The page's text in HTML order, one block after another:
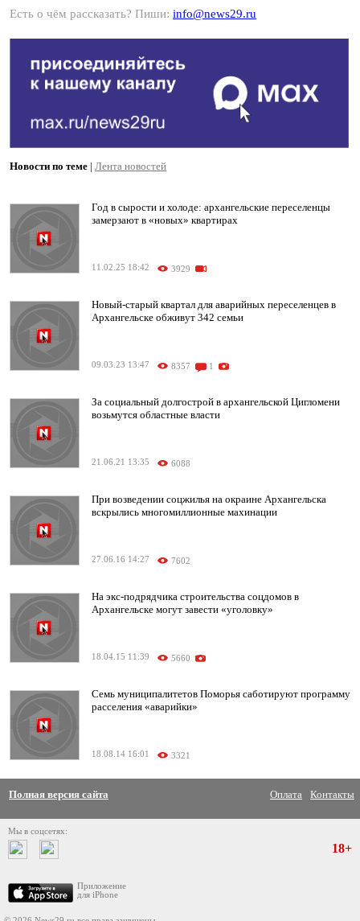
Есть о чём рассказать? Пиши: info@news29.ru
Новости по теме | Лента новостей
Год в сырости и холоде: архангельские переселенцы
замерзают в «новых» квартирах
11.02.25 18:42 3929
Новый-старый квартал для аварийных переселенцев в
Архангельске обживут 342 семьи
09.03.23 13:47 8357 1
За социальный долгострой в архангельской Цигломени
возьмутся областные власти
21.06.21 13:35 6088
При возведении соцжилья на окраине Архангельска
вскрылись многомиллионные махинации
27.06.16 14:27 7602
На экс-подрядчика строительства соцдомов в
Архангельске могут завести «уголовку»
18.04.15 11:39 5660
Семь муниципалитетов Поморья саботируют программу
расселения «аварийки»
18.08.14 16:01 3321
Полная версия сайта Оплата Контакты
Мы в соцсетях:
Приложение
для iPhone
18+